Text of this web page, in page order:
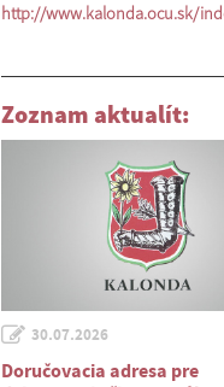
http://www.kalonda.ocu.sk/
Zoznam aktualít:
30.07.2026
Doručovacia adresa pre